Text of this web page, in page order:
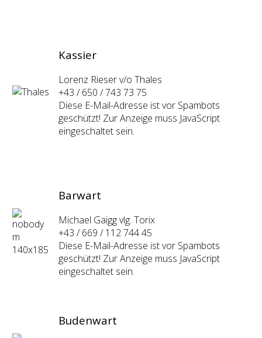
Kassier
Lorenz Rieser v/o Thales
+43 / 650 / 743 73 75
Diese E-Mail-Adresse ist vor Spambots
geschützt! Zur Anzeige muss JavaScript
eingeschaltet sein.
Barwart
Michael Gaigg vlg. Torix
+43 / 669 / 112 744 45
Diese E-Mail-Adresse ist vor Spambots
geschützt! Zur Anzeige muss JavaScript
eingeschaltet sein.
Budenwart